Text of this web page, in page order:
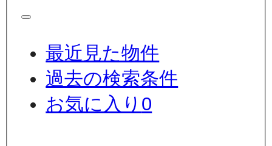
最近見た物件
過去の検索条件
お気に入り 0